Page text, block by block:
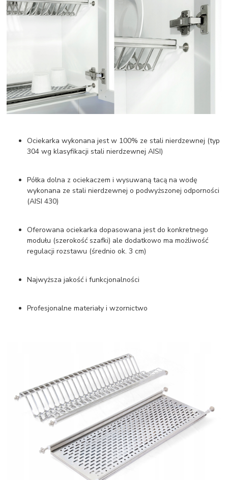
Ociekarka wykonana jest w 100% ze stali nierdzewnej (typ
304 wg klasyfikacji stali nierdzewnej AISI)
Półka dolna z ociekaczem i wysuwaną tacą na wodę
wykonana ze stali nierdzewnej o podwyższonej odporności
(AISI 430)
Oferowana ociekarka dopasowana jest do konkretnego
modułu (szerokość szafki) ale dodatkowo ma możliwość
regulacji rozstawu (średnio ok. 3 cm)
Najwyższa jakość i funkcjonalności
Profesjonalne materiały i wzornictwo